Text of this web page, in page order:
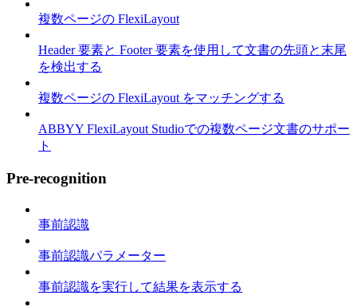
複数ページの FlexiLayout
Header 要素と Footer 要素を使用して文書の先頭と末尾
を検出する
複数ページの FlexiLayout をマッチングする
ABBYY FlexiLayout Studioでの複数ページ文書のサポー
ト
Pre-recognition
事前認識
事前認識パラメーター
事前認識を実行して結果を表示する